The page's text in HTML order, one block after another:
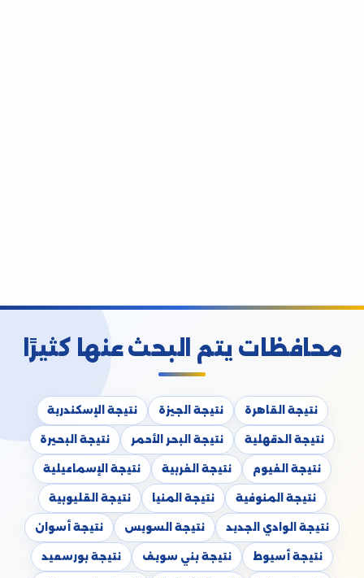
محافظات يتم البحث عنها كثيرًا
نتيجة القاهرة نتيجة الجيزة نتيجة الإسكندرية
نتيجة الدقهلية نتيجة البحر الأحمر نتيجة البحيرة
نتيجة الفيوم نتيجة الغربية نتيجة الإسماعيلية
نتيجة المنوفية نتيجة المنيا نتيجة القليوبية
نتيجة الوادي الجديد نتيجة السويس نتيجة أسوان
نتيجة أسيوط نتيجة بني سويف نتيجة بورسعيد